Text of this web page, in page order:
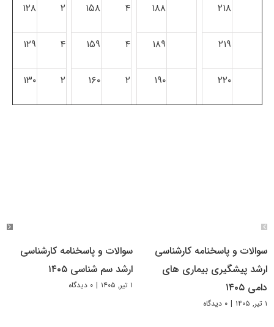
۲۱۸ ۱۸۸ ۴ ۱۵۸ ۲ ۱۲۸
۲۱۹ ۱۸۹ ۴ ۱۵۹ ۴ ۱۲۹
۲۲۰ ۱۹۰ ۲ ۱۶۰ ۲ ۱۳۰
سوالات و پاسخنامه کارشناسی
ارشد پیشگیری بیماری های
دامی ۱۴۰۵
۱ تیر, ۱۴۰۵ | ۰ دیدگاه
سوالات و پاسخنامه کارشناسی
ارشد سم شناسی ۱۴۰۵
۱ تیر, ۱۴۰۵ | ۰ دیدگاه